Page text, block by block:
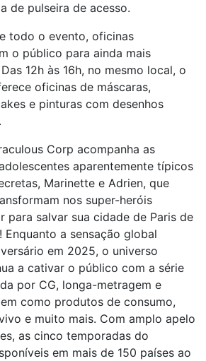
de pulseira de acesso.
todo o evento, oficinas
o público para ainda mais
12h às 16h, no mesmo local, o
oficinas de máscaras,
e pinturas com desenhos
Corp acompanha as
aparentemente típicos
Marinette e Adrien, que
nos super-heróis
para salvar sua cidade de Paris de
Enquanto a sensação global
em 2025, o universo
a cativar o público com a série
por CG, longa-metragem e
como produtos de consumo,
e muito mais. Com amplo apelo
as cinco temporadas do
em mais de 150 países ao